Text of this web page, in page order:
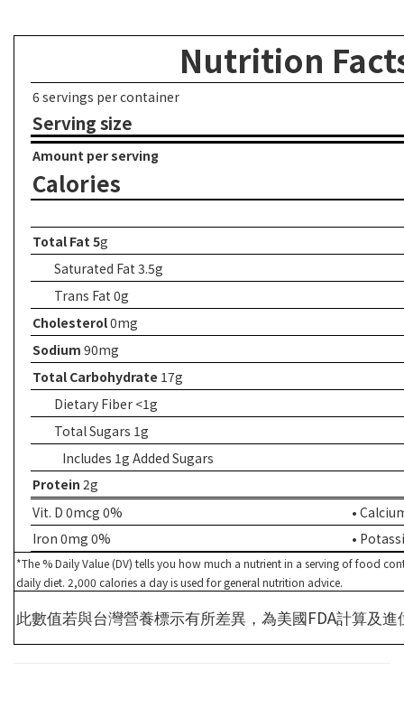
Nutrition
6 servings per container
Serving size
Amount per serving
Calories
Total Fat 5g
Saturated Fat 3.5g
Trans Fat 0g
Cholesterol0mg
Sodium 90mg
Total Carbohydrate 17g
Dietary Fiber <1g
Total Sugars 1g
Includes 1g Added Sugars
Protein 2g
Vit. D 0mcg 0%
•
Iron 0mg 0%
•
*The % Daily Value (DV) tells you how much a nutrient in a serving of food
daily diet. 2,000 calories a day is used for general nutrition advice.
此數值若與台灣營養標示有所差異，為美國 FDA計算及進